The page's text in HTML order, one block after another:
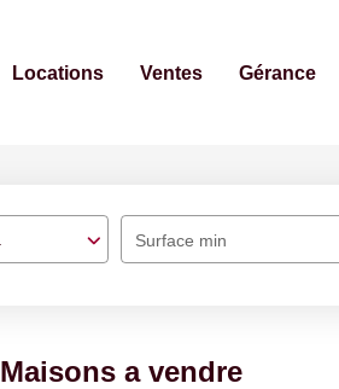
Locations Ventes Gérance
Surface min
Maisons a vendre